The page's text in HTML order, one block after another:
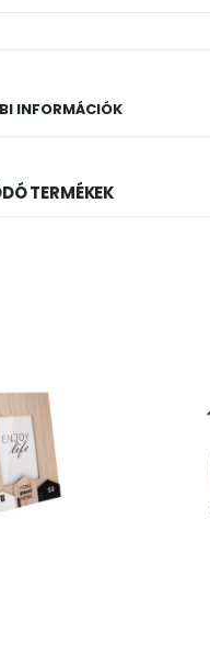
INFORMÁCIÓK
TERMÉKEK